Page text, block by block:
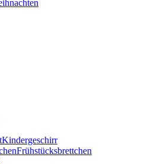
Kindergeschirr
Frühstücksbrettchen